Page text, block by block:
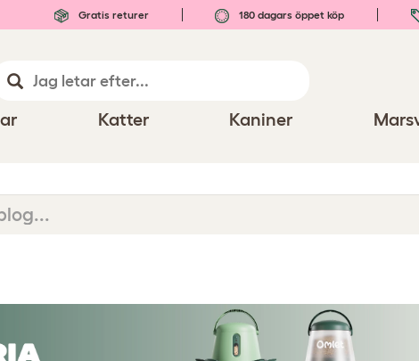
Gratis returer 180 dagars öppet köp
Katter Kaniner